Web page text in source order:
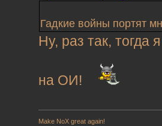
Гадкие войны портят
Ну, раз так, тогда
на ОИ!
Make NoX great again!